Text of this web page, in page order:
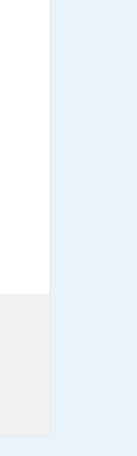
château